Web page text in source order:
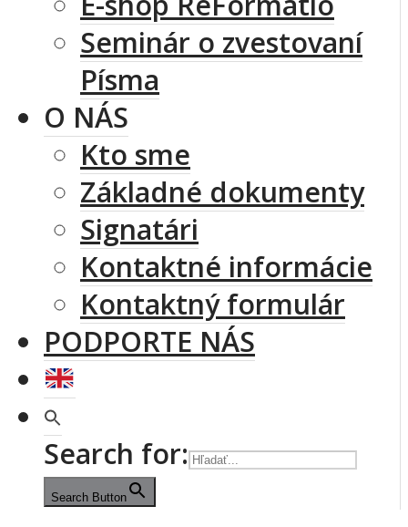
Seminár o zvestovaní
Písma
O NÁS
Kto sme
Základné dokumenty
Signatári
Kontaktné informácie
Kontaktný formulár
PODPORTE NÁS
Search for:
Search Button